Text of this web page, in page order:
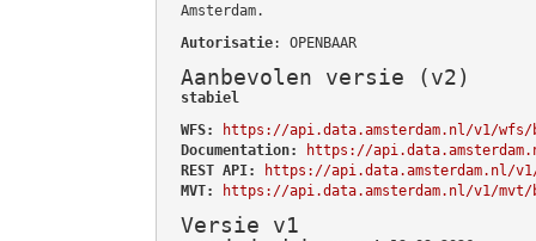
Amsterdam.
Autorisatie: OPENBAAR
Aanbevolen versie (v2)
stabiel
WFS:
https://api.data.amsterdam.nl/v1/wfs/
Documentation:
https://
REST API:
https://api.data.amsterdam.nl/v1/
MVT:
https://api.data.amsterdam.nl/v1/mvt/
Versie v1